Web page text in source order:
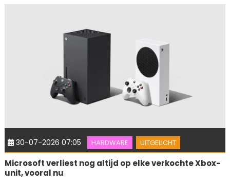
30-07-2026 07:05 HARDWARE UITGELICHT
Microsoft verliest nog altijd op elke verkochte Xbox-
unit, vooral nu